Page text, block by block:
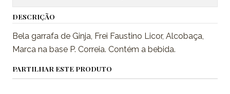
DESCRIÇÃO
Bela garrafa de Ginja, Frei Faustino Licor, Alcobaça,
Marca na base P. Correia. Contém a bebida.
PARTILHAR ESTE PRODUTO